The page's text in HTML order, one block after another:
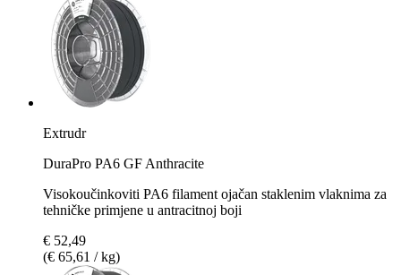
Extrudr
DuraPro PA6 GF Anthracite
Visokoučinkoviti PA6 filament ojačan staklenim vlaknima za
tehničke primjene u antracitnoj boji
€ 52,49
(€ 65,61 / kg)